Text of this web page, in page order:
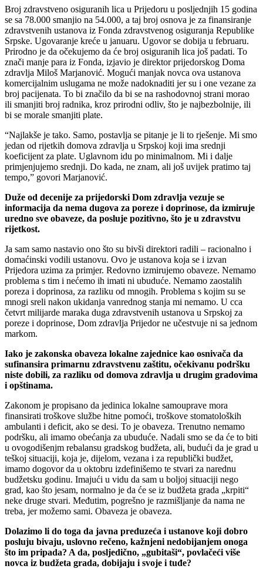
Broj zdravstveno osiguranih lica u Prijedoru u posljednjih 15 godina
se sa 78.000 smanjio na 54.000, a taj broj osnova je za finansiranje
zdravstvenih ustanova iz Fonda zdravstvenog osiguranja Republike
Srpske. Ugovaranje kreće u januaru. Ugovor se dobija u februaru.
Prirodno je da očekujemo da će broj osiguranih lica još padati. To
znači manje para iz Fonda, izjavio je direktor prijedorskog Doma
zdravlja Miloš Marjanović. Mogući manjak novca ova ustanova
komercijalnim uslugama ne može nadoknaditi jer su i one vezane za
broj pacijenata. To bi značilo da bi se na rashodovnoj strani morao
ili smanjiti broj radnika, kroz prirodni odliv, što je najbezbolnije, ili
bi se morale smanjiti plate.
“Najlakše je tako. Samo, postavlja se pitanje je li to rješenje. Mi smo
jedan od rijetkih domova zdravlja u Srpskoj koji ima srednji
koeficijent za plate. Uglavnom idu po minimalnom. Mi i dalje
primjenjujemo srednji. Do kada, ne znam, ali još uvijek pratimo taj
tempo,” govori Marjanović.
Duže od decenije za prijedorski Dom zdravlja vezuje se
informacija da nema dugova za poreze i doprinose, da izmiruje
uredno sve obaveze, da posluje pozitivno, što je u zdravstvu
rijetkost.
Ja sam samo nastavio ono što su bivši direktori radili – racionalno i
domaćinski vodili ustanovu. Ovo je ustanova koja se i izvan
Prijedora uzima za primjer. Redovno izmirujemo obaveze. Nemamo
problema s tim i nećemo ih imati ni ubuduće. Nemamo zaostalih
poreza i doprinosa, za razliku od mnogih. Problema s kojim su se
mnogi sreli nakon ukidanja vanrednog stanja mi nemamo. U cca
četvrt milijarde maraka duga zdravstvenih ustanova u Srpskoj za
poreze i doprinose, Dom zdravlja Prijedor ne učestvuje ni sa jednom
markom.
Iako je zakonska obaveza lokalne zajednice kao osnivača da
sufinansira primarnu zdravstvenu zaštitu, očekivanu podršku
niste dobili, za razliku od domova zdravlja u drugim gradovima
i opštinama.
Zakonom je propisano da jedinica lokalne samouprave mora
finansirati troškove službe hitne pomoći, troškove stomatoloških
ambulanti i deficit, ako se desi. To je obaveza. Trenutno nemamo
podršku, ali imamo obećanja za ubuduće. Nadali smo se da će to biti
u ovogodišenjm rebalansu gradskog budžeta, ali, budući da je grad u
teškoj situaciji, koja je, dijelom, vezana i za republički budžet,
imamo dogovor da u oktobru izdefinišemo te stvari za narednu
budžetsku godinu. Imajući u vidu da sam u boljoj situaciji nego
grad, kao što jesam, normalno je da će se iz budžeta grada „krpiti“
neke druge stvari. Međutim, pogrešno je razmišljanje da nama ne
treba, jer možemo sami. Obaveza je obaveza.
Dolazimo li do toga da javna preduzeća i ustanove koji dobro
posluju bivaju, uslovno rečeno, kažnjeni nedobijanjem onoga
što im pripada? A da, posljedično, „gubitaši“, povlačeći više
novca iz budžeta grada, dobijaju i svoje i tuđe?